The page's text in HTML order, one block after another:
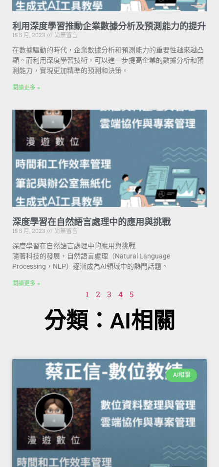
利用深度學習推動企業數據分析及預測能力的提升
15 5 月, 2023
尚無留言
在數據驅動的時代，企業數據分析和預測能力的重要性越來越凸
顯。而利用深度學習技術，可以進一步提高企業的數據分析和預
測能力，實現更加精準的預測和決策。
閱讀更多 »
深度學習在自然語言處理中的應用與挑戰
15 5 月, 2023
尚無留言
深度學習在自然語言處理中的應用與挑戰
隨著科技的發展，自然語言處理（Natural Language
Processing，NLP）逐漸成為AI領域中的熱門話題。
閱讀更多 »
1 2 3 4 5
分類：AI相關
AI相關